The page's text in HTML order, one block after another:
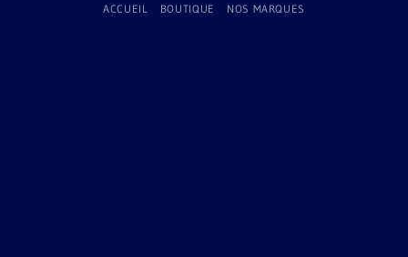
ACCUEIL BOUTIQUE NOS MARQUES